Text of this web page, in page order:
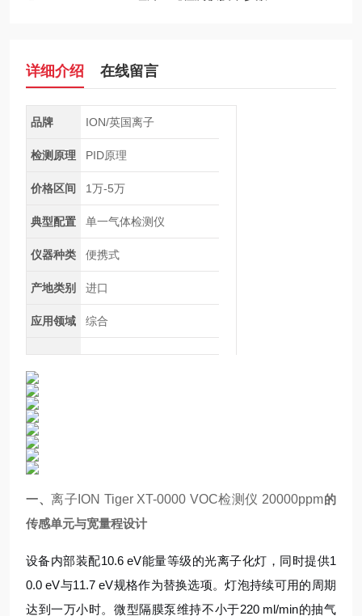
详细介绍 在线留言
品牌 ION/英国离子
检测原理 PID原理
价格区间 1万-5万
典型配置 单一气体检测仪
仪器种类 便携式
产地类别 进口
应用领域 综合
一、离子ION Tiger XT-0000 VOC检测仪 20000ppm的
传感单元与宽量程设计
设备内部装配10.6 eV能量等级的光离子化灯，同时提供1
0.0 eV与11.7 eV规格作为替换选项。灯泡持续可用的周期
达到一万小时。微型隔膜泵维持不小于220 ml/min的抽气